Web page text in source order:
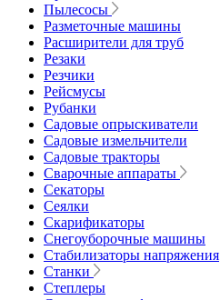
Пылесосы
Разметочные машины
Расширители для труб
Резаки
Резчики
Рейсмусы
Рубанки
Садовые опрыскиватели
Садовые измельчители
Садовые тракторы
Сварочные аппараты
Секаторы
Сеялки
Скарификаторы
Снегоуборочные машины
Стабилизаторы напряжения
Станки
Степлеры